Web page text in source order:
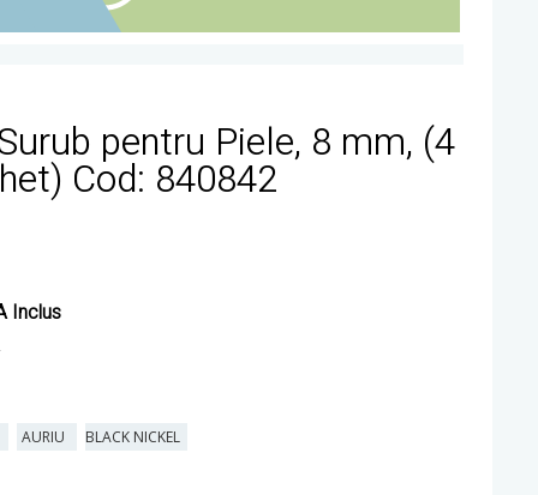
pentru Piele, 8 mm, (4
Cod: 840842
Inclus
AURIU BLACK NICKEL